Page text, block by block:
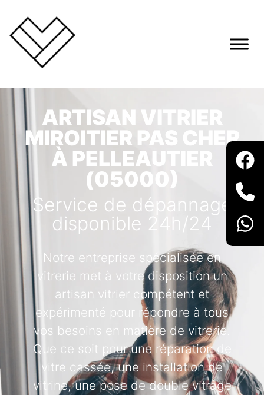
ARTISAN VITRIER
MIROITIER PAS CHER
À PELLEAUTIER
(05000)
Service de dépannage
disponible 24h/24
Notre entreprise spécialisée en
vitrerie met à votre disposition un
artisan vitrier compétent et
expérimenté pour répondre à tous
vos besoins en matière de vitrerie.
Que ce soit pour une réparation de
vitre cassée, une installation de
vitrine, une pose de double vitrage